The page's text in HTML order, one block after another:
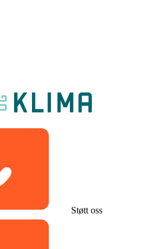
Støtt oss